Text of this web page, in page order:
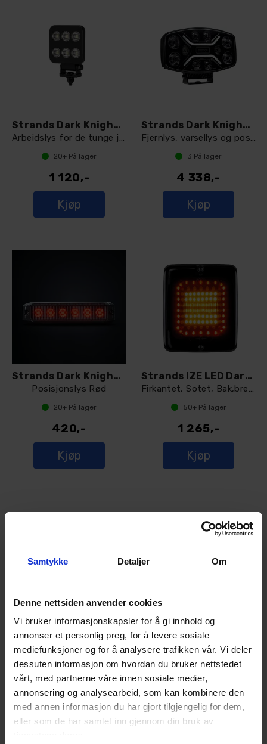
Samtykke Detaljer Om
Denne nettsiden anvender cookies
Vi bruker informasjonskapsler for å gi innhold og
annonser et personlig preg, for å levere sosiale
mediefunksjoner og for å analysere trafikken vår. Vi deler
dessuten informasjon om hvordan du bruker nettstedet
vårt, med partnerne våre innen sosiale medier,
annonsering og analysearbeid, som kan kombinere den
med annen informasjon du har gjort tilgjengelig for dem,
eller som de har samlet inn gjennom din bruk av
Strands Dark Knight Hardcore
Arbeidslys for de tunge jobbene
20+ På lager
1 120,-
Kjøp
Strands Dark Knight Insane
Fjernlys, varsellys og posisjonslys
3 På lager
4 338,-
Kjøp
Strands Dark Knight SM6
Posisjonslys Rød
20+ På lager
420,-
Kjøp
Strands IZE LED Dark Knight
Firkantet, Sotet, Bak,brems og blinklys
50+På lager
1 265,-
Kjøp
Strands IZE LED Dark Knight
Firkantet, Sotet, blinklys
På lager
920,-
Kjøp
På lager
910,-
Kjøp